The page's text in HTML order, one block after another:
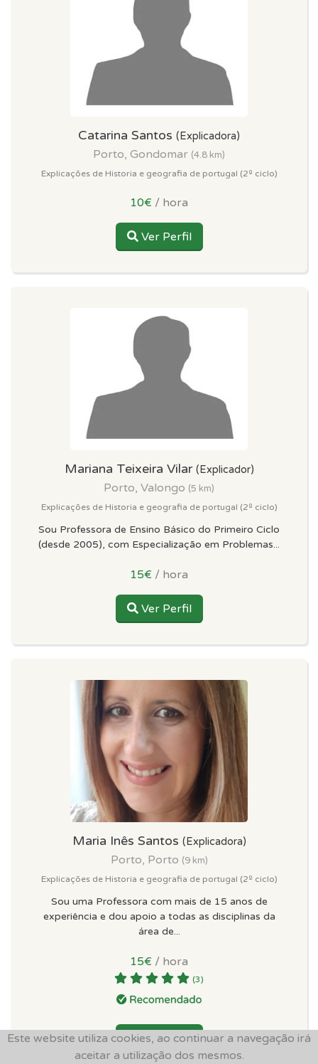
Este website utiliza cookies, ao continuar a navegação irá
aceitar a utilização dos mesmos.
Catarina Santos (Explicadora)
Porto, Gondomar (4.8 km)
Explicações de Historia e geografia de portugal (2º ciclo)
10€ / hora
Ver Perfil
Mariana Teixeira Vilar (Explicador)
Porto, Valongo (5 km)
Explicações de Historia e geografia de portugal (2º ciclo)
Sou Professora de Ensino Básico do Primeiro Ciclo
(desde 2005), com Especialização em Problemas...
15€ / hora
Ver Perfil
Maria Inês Santos (Explicadora)
Porto, Porto (9 km)
Explicações de Historia e geografia de portugal (2º ciclo)
Sou uma Professora com mais de 15 anos de
experiência e dou apoio a todas as disciplinas da
área de...
15€ / hora
(3)
Ver Perfil